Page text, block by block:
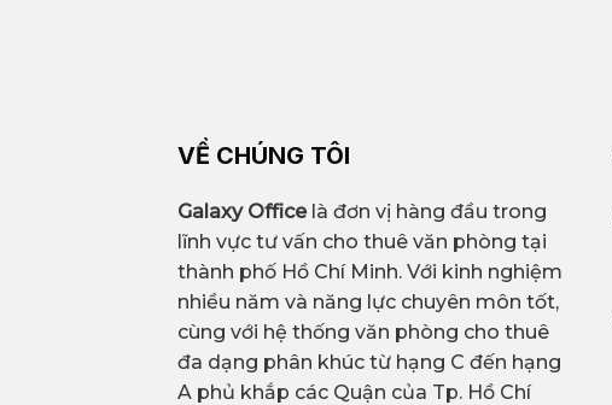
VỀ CHÚNG TÔI
Galaxy Officelà đơn vị hàng đầu trong
lĩnh vực tư vấn cho thuê văn phòng tại
thành phố Hồ Chí Minh. Với kinh nghiệm
nhiều năm và năng lực chuyên môn tốt,
cùng với hệ thống văn phòng cho thuê
đa dạng phân khúc từ hạng C đến hạng
A phủ khắp các Quận của Tp. Hồ Chí